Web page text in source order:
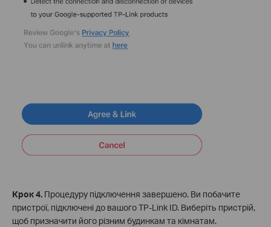
Крок 4. Процедуру підключення завершено. Ви побачите
пристрої, підключені до вашого TP-Link ID. Виберіть пристрій,
щоб призначити його різним будинкам та кімнатам.